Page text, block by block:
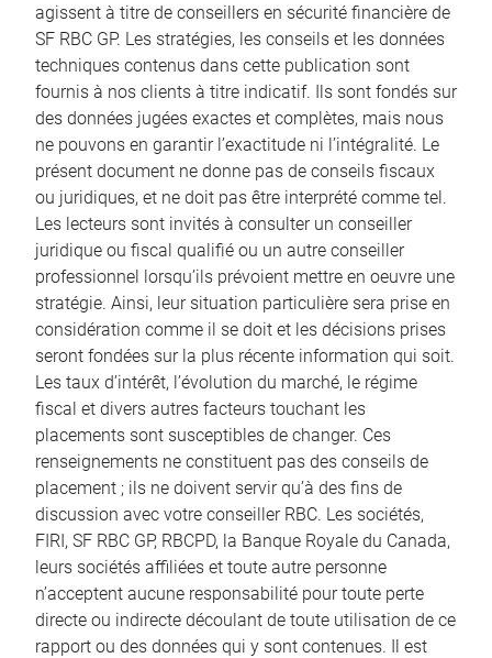
agissent à titre de conseillers en sécurité financière de
SF RBC GP. Les stratégies, les conseils et les données
techniques contenus dans cette publication sont
fournis à nos clients à titre indicatif. Ils sont fondés sur
des données jugées exactes et complètes, mais nous
ne pouvons en garantir l’exactitude ni l’intégralité. Le
présent document ne donne pas de conseils fiscaux
ou juridiques, et ne doit pas être interprété comme tel.
Les lecteurs sont invités à consulter un conseiller
juridique ou fiscal qualifié ou un autre conseiller
professionnel lorsqu’ils prévoient mettre en oeuvre une
stratégie. Ainsi, leur situation particulière sera prise en
considération comme il se doit et les décisions prises
seront fondées sur la plus récente information qui soit.
Les taux d’intérêt, l’évolution du marché, le régime
fiscal et divers autres facteurs touchant les
placements sont susceptibles de changer. Ces
renseignements ne constituent pas des conseils de
placement ; ils ne doivent servir qu’à des fins de
discussion avec votre conseiller RBC. Les sociétés,
FIRI, SF RBC GP, RBCPD, la Banque Royale du Canada,
leurs sociétés affiliées et toute autre personne
n’acceptent aucune responsabilité pour toute perte
directe ou indirecte découlant de toute utilisation de ce
rapport ou des données qui y sont contenues. Il est